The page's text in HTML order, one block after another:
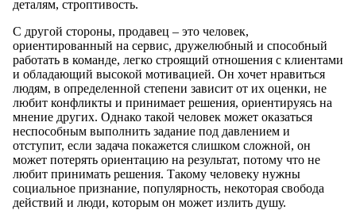
деталям, строптивость.
С другой стороны, продавец – это человек,
ориентированный на сервис, дружелюбный и способный
работать в команде, легко строящий отношения с клиентами
и обладающий высокой мотивацией. Он хочет нравиться
людям, в определенной степени зависит от их оценки, не
любит конфликты и принимает решения, ориентируясь на
мнение других. Однако такой человек может оказаться
неспособным выполнить задание под давлением и
отступит, если задача покажется слишком сложной, он
может потерять ориентацию на результат, потому что не
любит принимать решения. Такому человеку нужны
социальное признание, популярность, некоторая свобода
действий и люди, которым он может излить душу.